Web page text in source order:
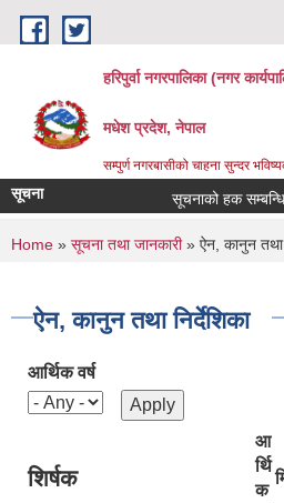
Skip to main content
हरिपुर्वा नगरपालिका (नगर
मधेश प्रदेश, नेपाल
सम्पुर्ण नगरबासीको चाहना सुन्दर
सूचना सूचनाको हक सम्बन्धि
You are here
Home » सूचना तथा जानकारी» ऐन, कानुन तथा
ऐन, कानुन तथा निर्देशिका
आर्थिक वर्ष
शिर्षक
आ
र्थि
क